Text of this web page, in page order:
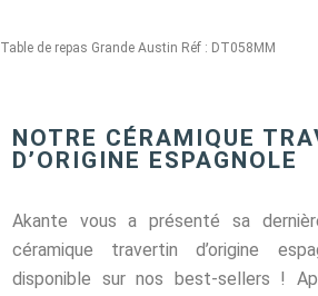
Table de repas Grande Austin Réf : DT058MM
NOTRE CÉRAMIQUE
D’ORIGINE ESPAGNOLE
Akante vous a présenté sa
céramique travertin d’origine
disponible sur nos best-sellers !